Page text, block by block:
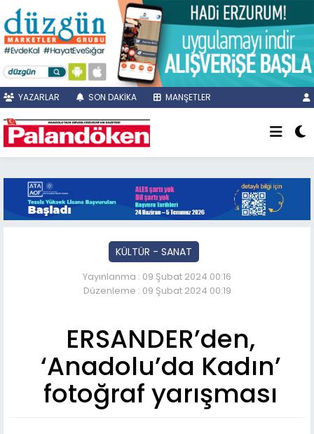
YAZARLAR SON DAKİKA MANŞETLER
KÜLTÜR - SANAT
Yayınlanma : 09 Şubat 2024 00:16
Düzenleme : 09 Şubat 2024 00:19
ERSANDER’den,
‘Anadolu’da Kadın’
fotoğraf yarışması